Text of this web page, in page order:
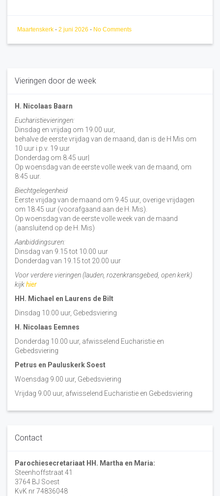
Maartenskerk - 2 juni 2026 - No Comments
Vieringen door de week
H. Nicolaas Baarn
Eucharistievieringen:
Dinsdag en vrijdag om 19.00 uur,
behalve de eerste vrijdag van de maand, dan is de H Mis om
10 uur i.p.v. 19 uur
Donderdag om 8.45 uur|
Op woensdag van de eerste volle week van de maand, om
8:45 uur.
Biechtgelegenheid
Eerste vrijdag van de maand om 9.45 uur, overige vrijdagen
om 18.45 uur (voorafgaand aan de H. Mis).
Op woensdag van de eerste volle week van de maand
(aansluitend op de H. Mis)
Aanbiddingsuren:
Dinsdag van 9.15 tot 10.00 uur
Donderdag van 19.15 tot 20.00 uur
Voor verdere vieringen (lauden, rozenkransgebed, open kerk)
kijkhier
HH. Michael en Laurens de Bilt
Dinsdag 10:00 uur, Gebedsviering
H. Nicolaas Eemnes
Donderdag 10.00 uur, afwisselend Eucharistie en
Gebedsviering
Petrus en Pauluskerk Soest
Woensdag 9.00 uur, Gebedsviering
Vrijdag 9.00 uur, afwisselend Eucharistie en Gebedsviering
Contact
Parochiesecretariaat HH. Martha en Maria:
Steenhoffstraat 41
3764 BJ Soest
KvK nr 74836048